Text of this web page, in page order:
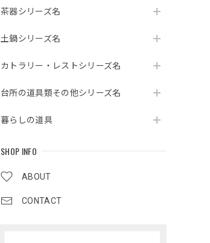
茶器シリーズ名
土鍋シリーズ名
カトラリー・レストシリーズ名
台所の道具類その他シリーズ名
暮らしの道具
SHOP INFO
ABOUT
CONTACT